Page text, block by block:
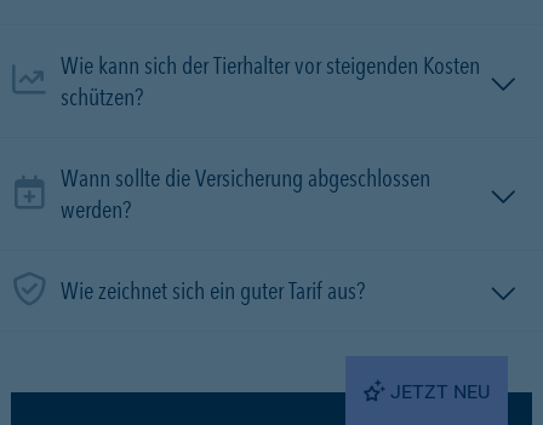
Wie kann sich der Tierhalter vor steigenden Kosten
schützen?
Wann sollte die Versicherung abgeschlossen
werden?
Wie zeichnet sich ein guter Tarif aus?
JETZT NEU